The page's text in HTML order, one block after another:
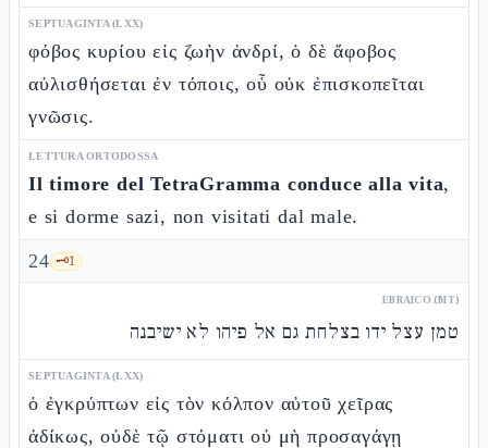
SEPTUAGINTA (LXX)
φόβος κυρίου εἰς ζωὴν ἀνδρί, ὁ δὲ ἄφοβος
αὐλισθήσεται ἐν τόποις, οὗ οὐκ ἐπισκοπεῖται
γνῶσις.
LETTURA ORTODOSSA
Il timore del TetraGramma conduce alla vita,
e si dorme sazi, non visitati dal male.
24 🗝️1
EBRAICO (MT)
טמן עצל ידו בצלחת גם אל פיהו לא ישיבנה
SEPTUAGINTA (LXX)
ὁ ἐγκρύπτων εἰς τὸν κόλπον αὐτοῦ χεῖρας
ἀδίκως, οὐδὲ τῷ στόματι οὐ μὴ προσαγάγῃ